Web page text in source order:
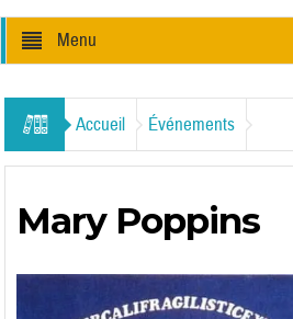
Menu
Accueil Événements
Mary Poppins